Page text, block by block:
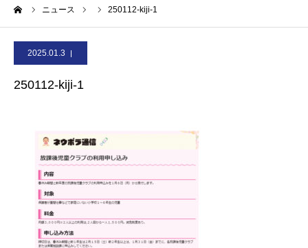
ニュース 250112-kiji-1
2025.01.3
250112-kiji-1